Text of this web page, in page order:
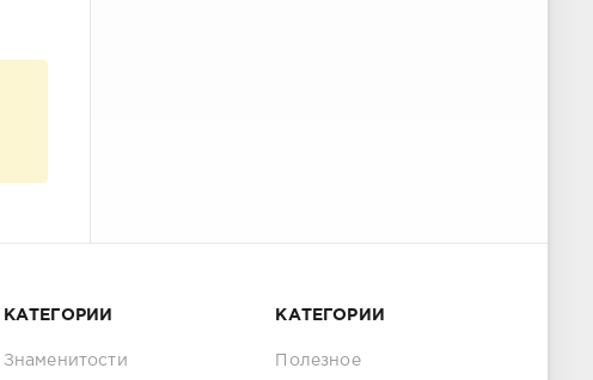
КАТЕГОРИИ
Знаменитости
КАТЕГОРИИ
Полезное